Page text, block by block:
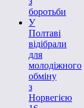
боротьби
У
Полтаві
відібрали
для
молодіжного
обміну
з
Норвегією